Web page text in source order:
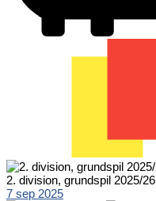
2. division, grundspil 2025/26
7 sep 2025